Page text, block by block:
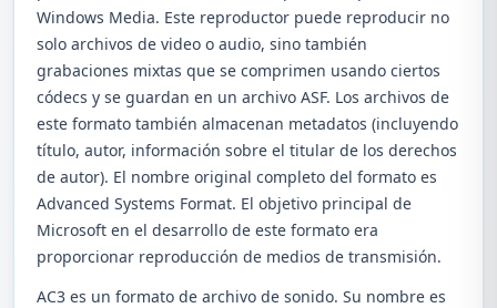
Windows Media. Este reproductor puede reproducir no
solo archivos de video o audio, sino también
grabaciones mixtas que se comprimen usando ciertos
códecs y se guardan en un archivo ASF. Los archivos de
este formato también almacenan metadatos (incluyendo
título, autor, información sobre el titular de los derechos
de autor). El nombre original completo del formato es
Advanced Systems Format. El objetivo principal de
Microsoft en el desarrollo de este formato era
proporcionar reproducción de medios de transmisión.
AC3 es un formato de archivo de sonido. Su nombre es